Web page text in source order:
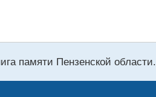
памяти Пензенской области.